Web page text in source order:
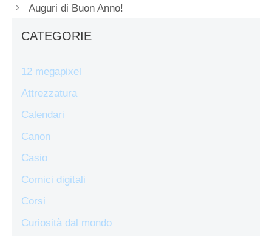
Auguri di Buon Anno!
CATEGORIE
12 megapixel
Attrezzatura
Calendari
Canon
Casio
Cornici digitali
Corsi
Curiosità dal mondo